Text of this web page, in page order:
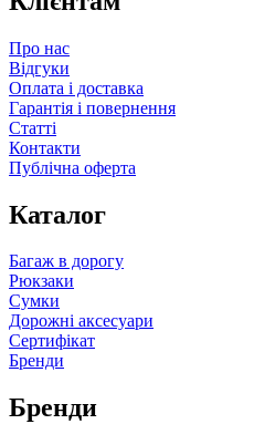
Про нас
Відгуки
Оплата і доставка
Гарантія і повернення
Статті
Контакти
Публічна оферта
Каталог
Багаж в дорогу
Рюкзаки
Сумки
Дорожні аксесуари
Сертифікат
Бренди
Бренди